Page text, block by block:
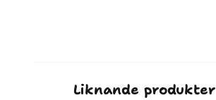
Liknande produkter